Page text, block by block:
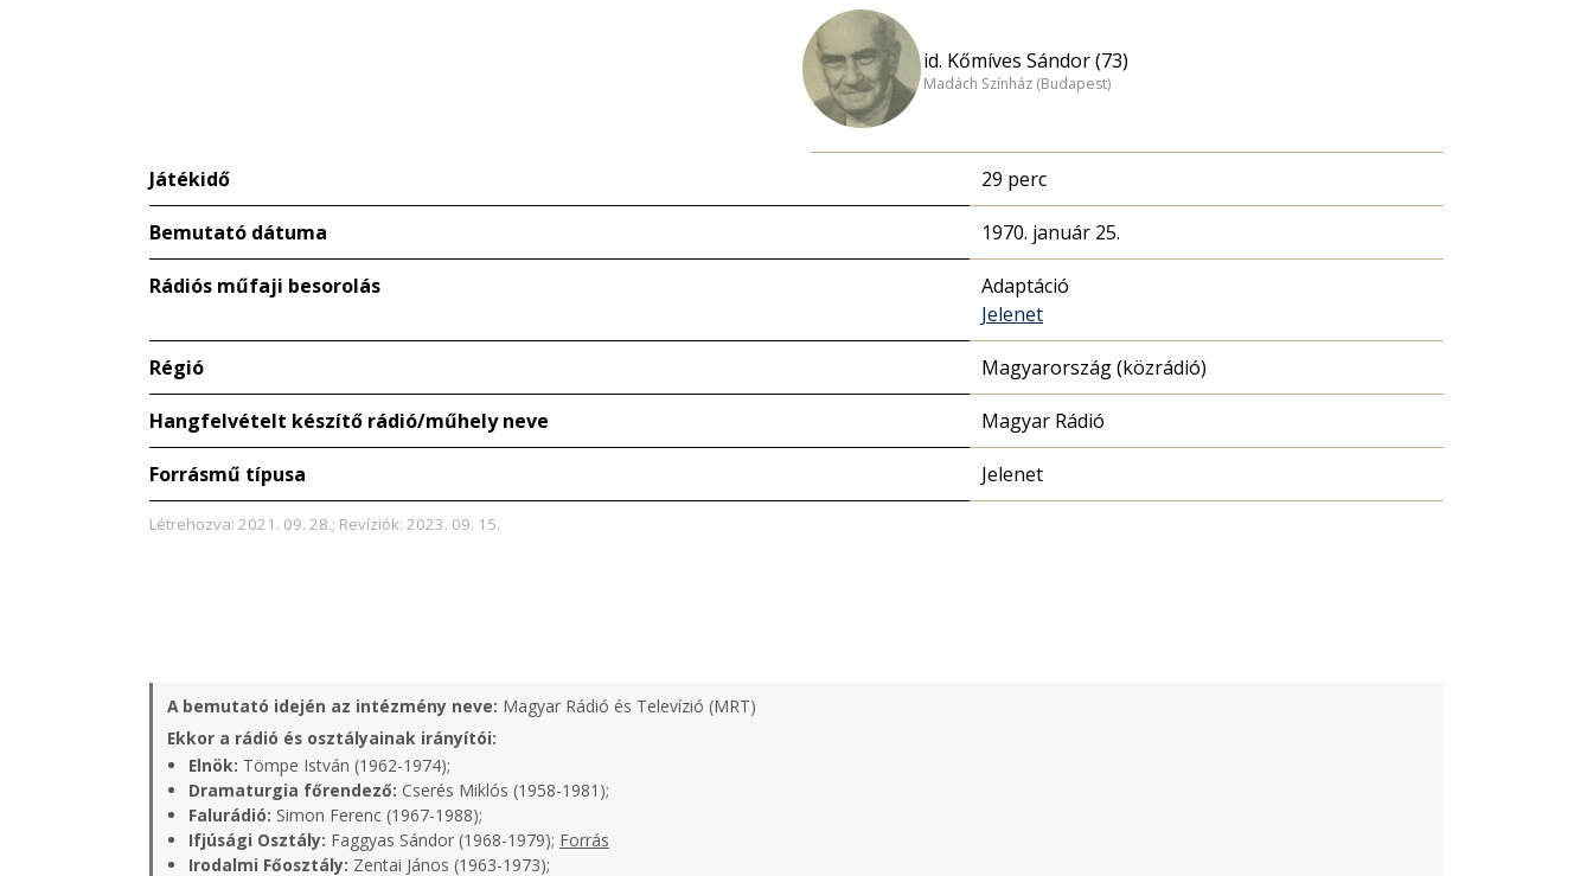
id. Kőmíves Sándor (73)
Madách Színház (Budapest)
Játékidő 29 perc
Bemutató dátuma 1970. január 25.
Rádiós műfaji besorolás
Adaptáció
Jelenet
Régió Magyarország (közrádió)
Hangfelvételt készítő rádió/műhely neve Magyar Rádió
Forrásmű típusa Jelenet
Létrehozva: 2021. 09. 28.; Revíziók: 2023. 09. 15.
A bemutató idején az intézmény neve: Magyar Rádió és Televízió (MRT)
Ekkor a rádió és osztályainak irányítói:
Elnök: Tömpe István (1962-1974);
Dramaturgia főrendező: Cserés Miklós (1958-1981);
Falurádió: Simon Ferenc (1967-1988);
Ifjúsági Osztály: Faggyas Sándor (1968-1979); Forrás
Irodalmi Főosztály: Zentai János (1963-1973);